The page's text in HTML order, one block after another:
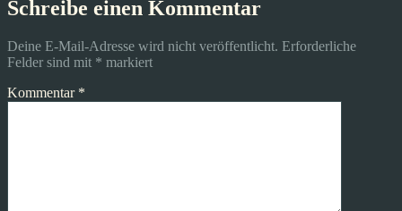
Schreibe einen Kommentar
Deine E-Mail-Adresse wird nicht veröffentlicht. Erforderliche
Felder sind mit * markiert
Kommentar *